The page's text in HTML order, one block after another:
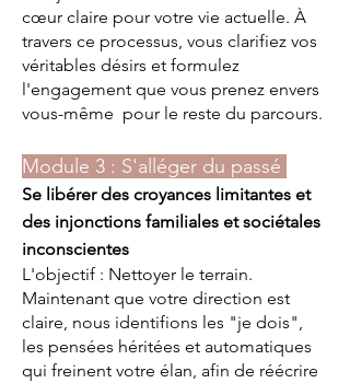
cœur claire pour votre vie actuelle. À
travers ce processus, vous clarifiez vos
véritables désirs et formulez
l'engagement que vous prenez envers
vous-même pour le reste du parcours.
Module 3 : S'alléger du passé
Se libérer des croyances limitantes et
des injonctions familiales et sociétales
inconscientes
L'objectif : Nettoyer le terrain.
Maintenant que votre direction est
claire, nous identifions les "je dois",
les pensées héritées et automatiques
qui freinent votre élan, afin de réécrire